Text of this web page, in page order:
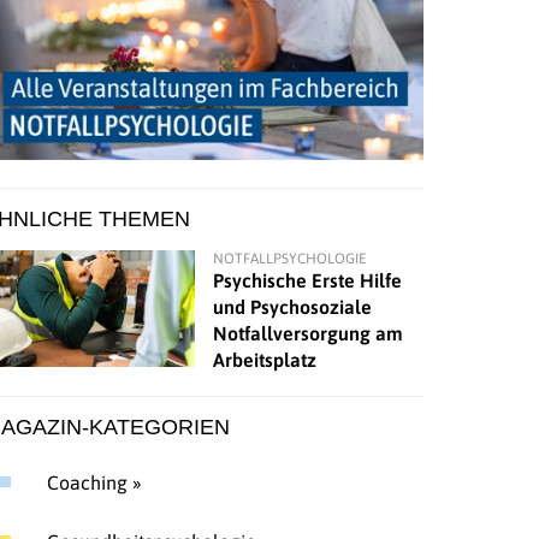
THEMEN
NOTFALLPSYCHOLOGIE
Psychische Erste Hilfe
und Psychosoziale
Notfallversorgung am
Arbeitsplatz
KATEGORIEN
Coaching »